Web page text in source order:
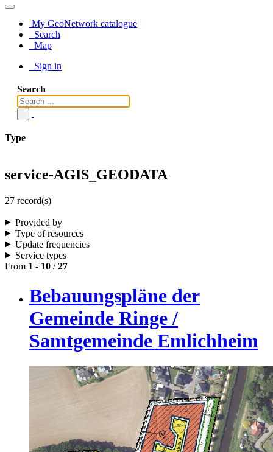
My GeoNetwork catalogue
Search
Map
Sign in
Search
Type
service-AGIS_GEODATA
27 record(s)
Provided by
Type of resources
Update frequencies
Service types
From 1 - 10 /27
Bebauungspläne der
Gemeinde Ringe /
Samtgemeinde Emlichheim